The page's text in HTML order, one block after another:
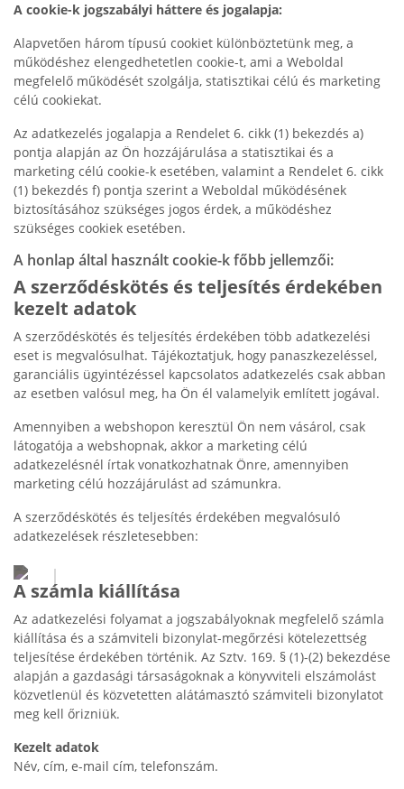
A cookie-k jogszabályi háttere és jogalapja:
Alapvetően három típusú cookiet különböztetünk meg, a
működéshez elengedhetetlen cookie-t, ami a Weboldal
megfelelő működését szolgálja, statisztikai célú és marketing
célú cookiekat.
Az adatkezelés jogalapja a Rendelet 6. cikk (1) bekezdés a)
pontja alapján az Ön hozzájárulása a statisztikai és a
marketing célú cookie-k esetében, valamint a Rendelet 6. cikk
(1) bekezdés f) pontja szerint a Weboldal működésének
biztosításához szükséges jogos érdek, a működéshez
szükséges cookiek esetében.
A honlap által használt cookie-k főbb jellemzői:
A szerződéskötés és teljesítés érdekében
kezelt adatok
A szerződéskötés és teljesítés érdekében több adatkezelési
eset is megvalósulhat. Tájékoztatjuk, hogy panaszkezeléssel,
garanciális ügyintézéssel kapcsolatos adatkezelés csak abban
az esetben valósul meg, ha Ön él valamelyik említett jogával.
Amennyiben a webshopon keresztül Ön nem vásárol, csak
látogatója a webshopnak, akkor a marketing célú
adatkezelésnél írtak vonatkozhatnak Önre, amennyiben
marketing célú hozzájárulást ad számunkra.
A szerződéskötés és teljesítés érdekében megvalósuló
adatkezelések részletesebben:
A számla kiállítása
Az adatkezelési folyamat a jogszabályoknak megfelelő számla
kiállítása és a számviteli bizonylat-megőrzési kötelezettség
teljesítése érdekében történik. Az Sztv. 169. § (1)-(2) bekezdése
alapján a gazdasági társaságoknak a könyvviteli elszámolást
közvetlenül és közvetetten alátámasztó számviteli bizonylatot
meg kell őrizniük.
Kezelt adatok
Név, cím, e-mail cím, telefonszám.